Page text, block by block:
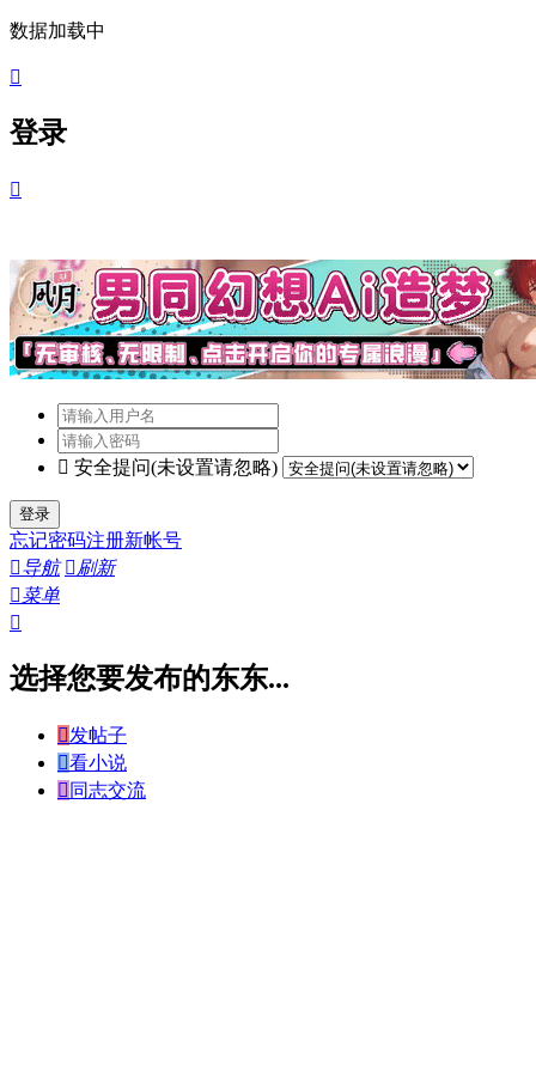
数据加载中

登录

 安全提问(未设置请忽略)
登录
忘记密码注册新帐号
导航 刷新
菜单

选择您要发布的东东...
发帖子
看小说
 同志交流